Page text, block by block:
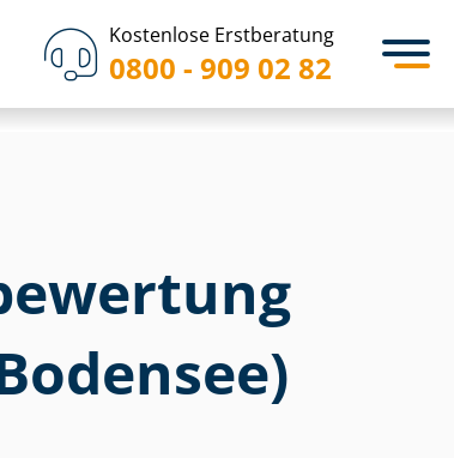
Kostenlose Erstberatung
0800 - 909 02 82